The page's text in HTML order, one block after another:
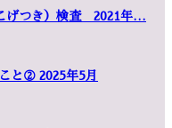
げつき）検査 2021年…
と② 2025年5月